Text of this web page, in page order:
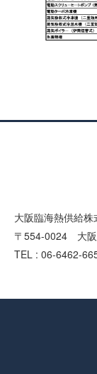
大阪臨海熱供給株
〒554-0024 大阪
TEL : 06-6462-